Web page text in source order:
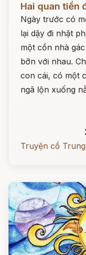
Hai quan tiền
Ngày trước có
lại dậy đi nhặt
một cồn nhà
bỡn với nhau.
con cái, có một
ngã lộn xuống
Truyện cổ